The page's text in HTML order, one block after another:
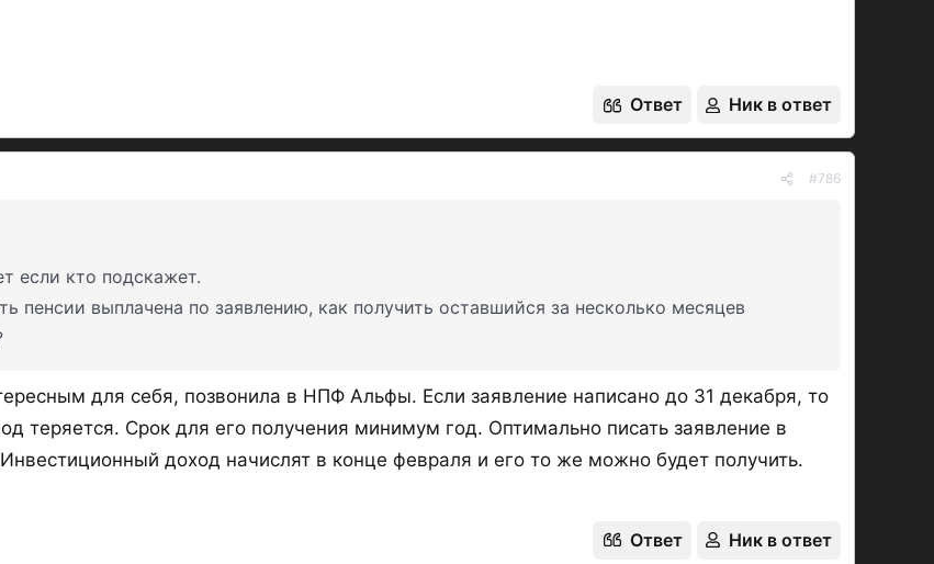
Ответ Ник в ответ
#786
если кто подскажет.
пенсии выплачена по заявлению, как получить оставшийся за несколько месяцев
для себя, позвонила в НПФ Альфы. Если заявление написано до 31 декабря, то
теряется. Срок для его получения минимум год. Оптимально писать заявление в
доход начислят в конце февраля и его то же можно будет получить.
Ответ Ник в ответ